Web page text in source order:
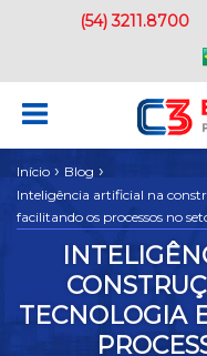
(54) 3211.8700
Início › Blog ›
Inteligência artificial na
facilitando os processos no
TECNOLOGIA